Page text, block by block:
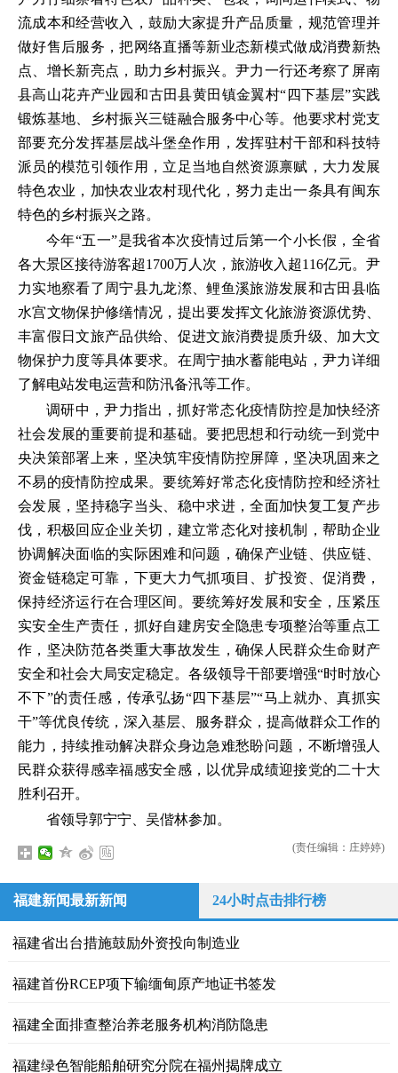
流成本和经营收入，鼓励大家提升产品质量，规范管理并
做好售后服务，把网络直播等新业态新模式做成消费新热
点、增长新亮点，助力乡村振兴。尹力一行还考察了屏南
县高山花卉产业园和古田县黄田镇金翼村“四下基层”实践
锻炼基地、乡村振兴三链融合服务中心等。他要求村党支
部要充分发挥基层战斗堡垒作用，发挥驻村干部和科技特
派员的模范引领作用，立足当地自然资源禀赋，大力发展
特色农业，加快农业农村现代化，努力走出一条具有闽东
特色的乡村振兴之路。
今年“五一”是我省本次疫情过后第一个小长假，全省
各大景区接待游客超1700万人次，旅游收入超116亿元。尹
力实地察看了周宁县九龙漈、鲤鱼溪旅游发展和古田县临
水宫文物保护修缮情况，提出要发挥文化旅游资源优势、
丰富假日文旅产品供给、促进文旅消费提质升级、加大文
物保护力度等具体要求。在周宁抽水蓄能电站，尹力详细
了解电站发电运营和防汛备汛等工作。
调研中，尹力指出，抓好常态化疫情防控是加快经济
社会发展的重要前提和基础。要把思想和行动统一到党中
央决策部署上来，坚决筑牢疫情防控屏障，坚决巩固来之
不易的疫情防控成果。要统筹好常态化疫情防控和经济社
会发展，坚持稳字当头、稳中求进，全面加快复工复产步
伐，积极回应企业关切，建立常态化对接机制，帮助企业
协调解决面临的实际困难和问题，确保产业链、供应链、
资金链稳定可靠，下更大力气抓项目、扩投资、促消费，
保持经济运行在合理区间。要统筹好发展和安全，压紧压
实安全生产责任，抓好自建房安全隐患专项整治等重点工
作，坚决防范各类重大事故发生，确保人民群众生命财产
安全和社会大局安定稳定。各级领导干部要增强“时时放心
不下”的责任感，传承弘扬“四下基层”“马上就办、真抓实
干”等优良传统，深入基层、服务群众，提高做群众工作的
能力，持续推动解决群众身边急难愁盼问题，不断增强人
民群众获得感幸福感安全感，以优异成绩迎接党的二十大
胜利召开。
省领导郭宁宁、吴偕林参加。
(责任编辑：庄婷婷)
福建新闻最新新闻 24小时点击排行榜
福建省出台措施鼓励外资投向制造业
福建首份RCEP项下输缅甸原产地证书签发
福建全面排查整治养老服务机构消防隐患
福建绿色智能船舶研究分院在福州揭牌成立